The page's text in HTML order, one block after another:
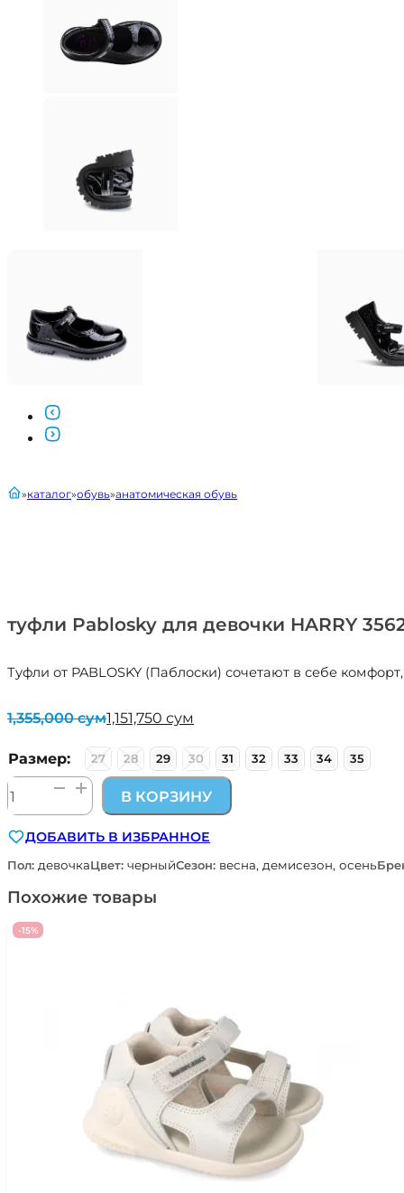
туфли Pablosky для девочки HARRY
Туфли от PABLOSKY (Паблоски) сочетают в себе
главнаякаталог обувь анатомическая обувь
1,355,000сум
Первоначальная
составляла
1,355,000 сум.
1,151,750 сум
Текущая
1,151,750 сум.
Размер: 27 28 29 30 31 32 33 34 35
Количество
товара
Pablosky
для
девочки
HARRY
В КОРЗИНУ
ДОБАВИТЬ В ИЗБРАННОЕ
Пол: девочкаЦвет: черныйСезон: весна, демисезон, осень
Похожие товары
-15%